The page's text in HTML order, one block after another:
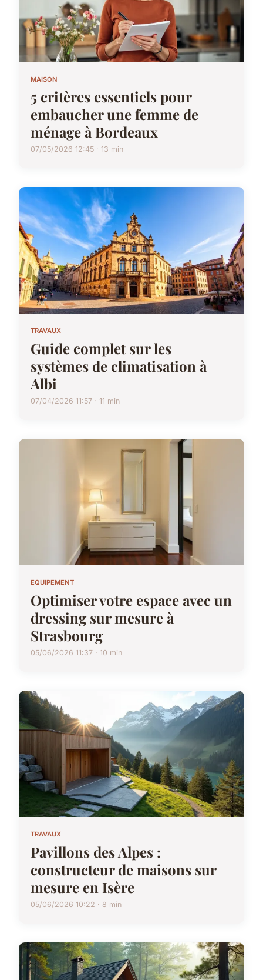
MAISON
5 critères essentiels pour
embaucher une femme de
ménage à Bordeaux
07/05/2026 12:45 · 13 min
TRAVAUX
Guide complet sur les
systèmes de climatisation à
Albi
07/04/2026 11:57 · 11 min
EQUIPEMENT
Optimiser votre espace avec un
dressing sur mesure à
Strasbourg
05/06/2026 11:37 · 10 min
TRAVAUX
Pavillons des Alpes :
constructeur de maisons sur
mesure en Isère
05/06/2026 10:22 · 8 min